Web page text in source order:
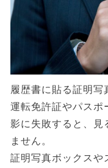
履歴書に貼る証明写
運転免許証やパスポ
影に失敗すると、見
ません。
証明写真ボックスや